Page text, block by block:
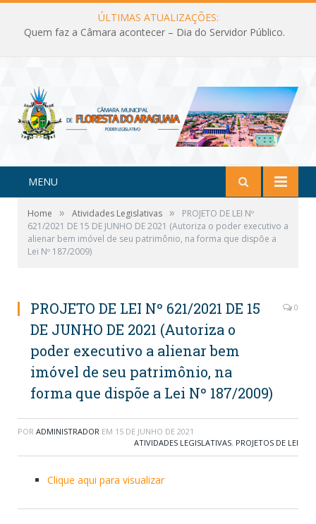
ÚLTIMAS ATUALIZAÇÕES:
Quem faz a Câmara acontecer – Dia do Servidor Público.
MENU
Home » Atividades Legislativas »
PROJETO DE LEI Nº
621/2021 DE 15 DE JUNHO DE 2021 (Autoriza o poder executivo a
alienar bem imóvel de seu patrimônio, na forma que dispõe a
Lei Nº 187/2009)
PROJETO DE LEI Nº 621/2021 DE 15
DE JUNHO DE 2021 (Autoriza o
poder executivo a alienar bem
imóvel de seu patrimônio, na
forma que dispõe a Lei Nº 187/2009)
0
POR ADMINISTRADOR EM 15 DE JUNHO DE 2021
ATIVIDADES LEGISLATIVAS, PROJETOS DE LEI
Clique aqui para visualizar